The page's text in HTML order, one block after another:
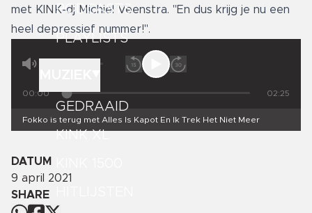
PODCASTS
PLAYLISTS
GEDRAAID
KINK XL
met KINK-dj Michiel Veenstra. "En dus krijg je nu een
heel depressief nummer!".
00:00 02:25
Fokko is terug met Alles Is Kapot En Ik Trek Het Niet Meer
DATUM
9 april 2021
SHARE